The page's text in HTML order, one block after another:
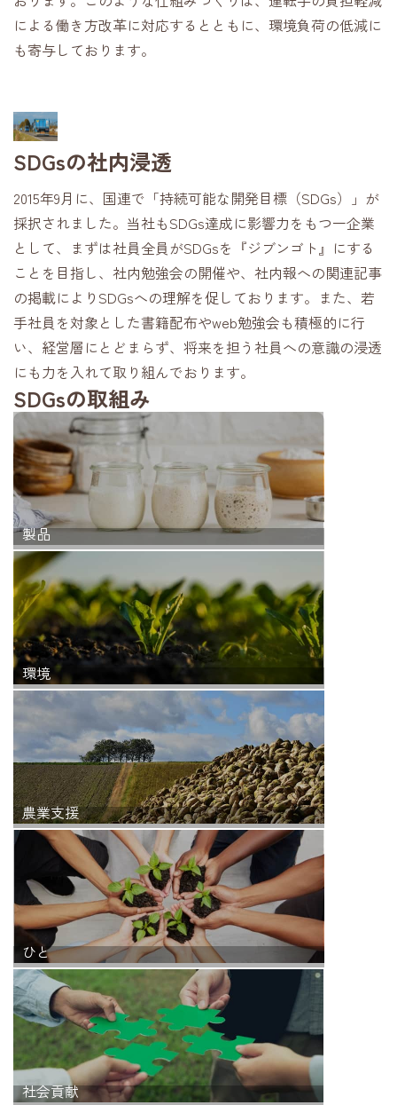
による働き方改革に対応するとともに、環境負荷の低減に
も寄与しております。
SDGsの社内浸透
2015年9月に、国連で「持続可能な開発目標（SDGs）」が
採択されました。当社もSDGs達成に影響力をもつ一企業
として、まずは社員全員がSDGsを『ジブンゴト』にする
ことを目指し、社内勉強会の開催や、社内報への関連記事
の掲載によりSDGsへの理解を促しております。また、若
手社員を対象とした書籍配布やweb勉強会も積極的に行
い、経営層にとどまらず、将来を担う社員への意識の浸透
にも力を入れて取り組んでおります。
SDGsの取組み
製品
環境
農業支援
ひと
社会貢献